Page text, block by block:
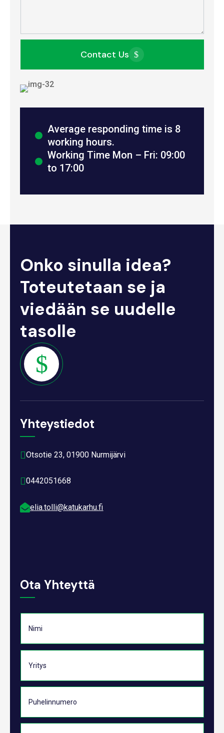
Contact Us
Average responding time is 8
working hours.
Working Time Mon – Fri: 09:00
to 17:00
Onko sinulla idea?
Toteutetaan se ja
viedään se uudelle
tasolle
Yhteystiedot
Otsotie 23, 01900 Nurmijärvi
0442051668
elia.tolli@katukarhu.fi
Ota Yhteyttä